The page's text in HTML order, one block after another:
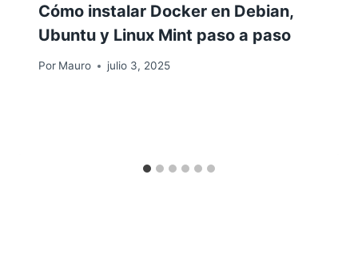
Cómo instalar Docker en Debian,
Ubuntu y Linux Mint paso a paso
Por Mauro julio 3, 2025